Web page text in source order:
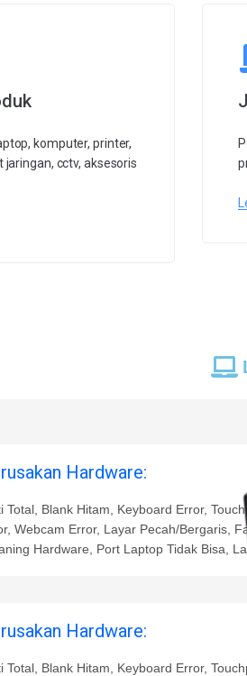
komputer, printer,
cctv, aksesoris
Hardware:
Total, Blank Hitam, Keyboard Error,
Webcam Error, Layar Pecah/Bergaris,
Hardware, Port Laptop Tidak Bisa,
Hardware:
Total, Blank Hitam, Keyboard Error,